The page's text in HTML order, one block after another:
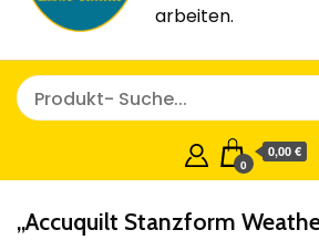
arbeiten.
0
0,00 €
„Accuquilt Stanzform